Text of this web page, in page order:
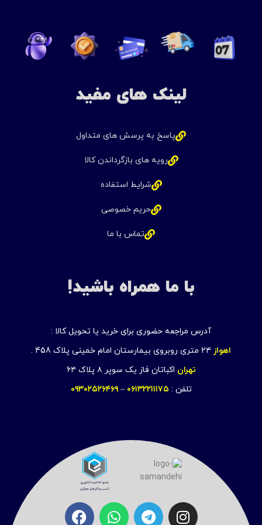
لینک های مفید
پاسخ به پرسش های متداول
رویه های بازگرداندن کالا
شرایط استفاده
حریم خصوصی
تماس با ما
با ما همراه باشید!
آدرس مراجعه حضوری برای خرید یا تحویل کالا :
اهواز ۲۴ متری روبروی بیمارستان امام خمینی پلاک 458 .
تهران اکباتان فاز یک سوپر ۸ پلاک ۶۴
تلفن : ۰۶۱۳۲۲۱۱۱۷۵ –۰۹۳۰۲۵۲۶۴۶۹